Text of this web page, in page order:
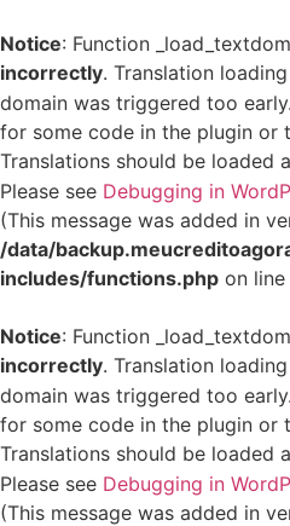
Notice: Function
incorrectly. Translation
domain was triggered too
for some code in the plugin or
Translations should be loaded
Please see Debugging in
(This message was added in
/data/
includes/functions.php on line
Notice: Function
incorrectly. Translation
domain was triggered too
for some code in the plugin or
Translations should be loaded
Please see Debugging in
(This message was added in